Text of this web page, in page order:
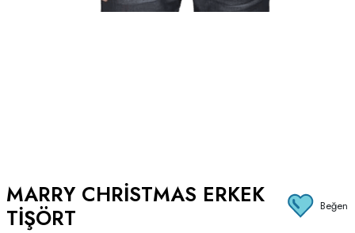
MARRY CHRISTMAS ERKEK
TIŞÖRT
Beğen